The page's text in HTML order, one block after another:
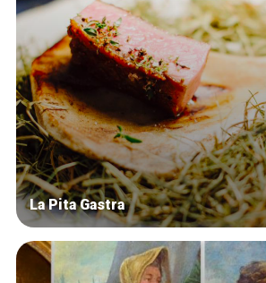
Home
De beste adressen
Blog
Winkelwijken
Tops 10
De ambachtslieden
Over ons
La Pita Gastra